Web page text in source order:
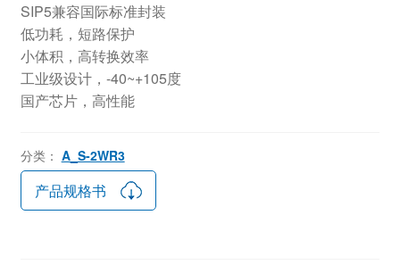
SIP5兼容国际标准封装
低功耗，短路保护
小体积，高转换效率
工业级设计，-40~+105度
国产芯片，高性能
分类： A_S-2WR3
产品规格书